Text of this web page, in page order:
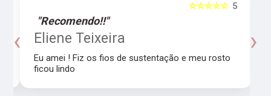
5
☆☆☆☆☆
"Recomendo!!"
Eliene Teixeira
Eu amei ! Fiz os fios de sustentação e meu rosto
ficou lindo
‹ ›